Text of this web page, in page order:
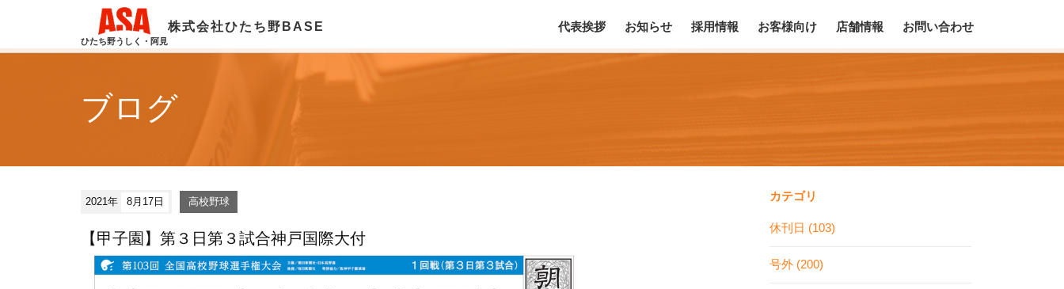
ひたち野うしく・阿見
株式会社ひたち野BASE 代表挨拶 お知らせ 採用情報 お客様向け 店舗情報 お問い合わせ
ブログ
2021年 8月17日 高校野球
【甲子園】第３日第３試合神戸国際大付
カテゴリ
休刊日 (103)
号外 (200)